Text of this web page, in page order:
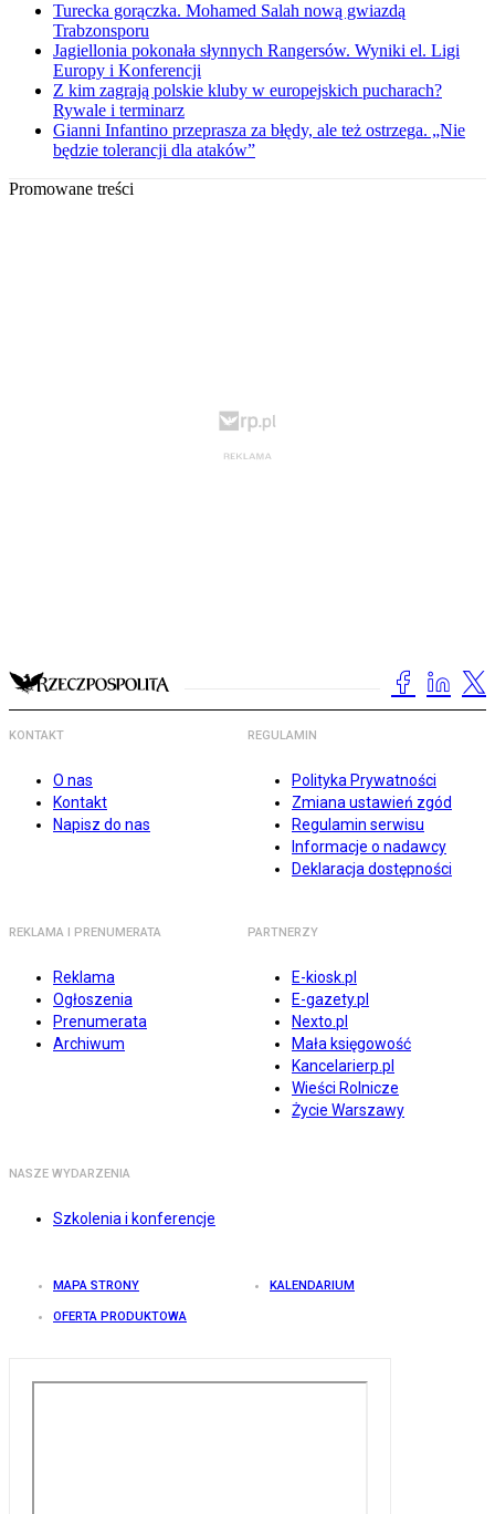
Turecka gorączka. Mohamed Salah nową gwiazdą
Trabzonsporu
Jagiellonia pokonała słynnych Rangersów. Wyniki el. Ligi
Europy i Konferencji
Z kim zagrają polskie kluby w europejskich pucharach?
Rywale i terminarz
Gianni Infantino przeprasza za błędy, ale też ostrzega. „Nie
będzie tolerancji dla ataków”
Promowane treści
KONTAKT
O nas
Kontakt
Napisz do nas
REGULAMIN
Polityka Prywatności
Zmiana ustawień zgód
Regulamin serwisu
Informacje o nadawcy
Deklaracja dostępności
REKLAMA I PRENUMERATA
Reklama
Ogłoszenia
Prenumerata
Archiwum
PARTNERZY
E-kiosk.pl
E-gazety.pl
Nexto.pl
Mała księgowość
Kancelarierp.pl
Wieści Rolnicze
Życie Warszawy
NASZE WYDARZENIA
Szkolenia i konferencje
MAPA STRONY KALENDARIUM
OFERTA PRODUKTOWA